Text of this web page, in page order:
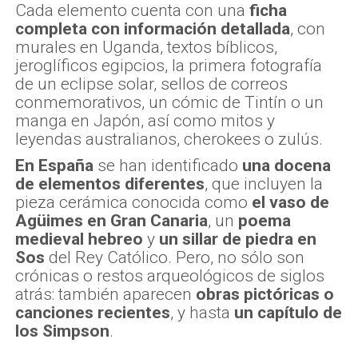
Cada elemento cuenta con una ficha
completa con información detallada, con
murales en Uganda, textos bíblicos,
jeroglíficos egipcios, la primera fotografía
de un eclipse solar, sellos de correos
conmemorativos, un cómic de Tintín o un
manga en Japón, así como mitos y
leyendas australianos, cherokees o zulús.
En España se han identificado una docena
de elementos diferentes, que incluyen la
pieza cerámica conocida como el vaso de
Agüimes en Gran Canaria, un poema
medieval hebreo y un sillar de piedra en
Sos del Rey Católico. Pero, no sólo son
crónicas o restos arqueológicos de siglos
atrás: también aparecen obras pictóricas o
canciones recientes, y hasta un capítulo de
los Simpson.